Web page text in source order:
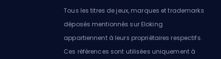
Tous les titres de jeux, marques et trademarks
déposés mentionnés sur Eloking
appartiennent à leurs propriétaires respectifs.
Ces références sont utilisées uniquement à